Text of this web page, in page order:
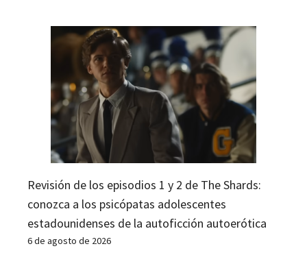
Revisión de los episodios 1 y 2 de The Shards:
conozca a los psicópatas adolescentes
estadounidenses de la autoficción autoerótica
6 de agosto de 2026